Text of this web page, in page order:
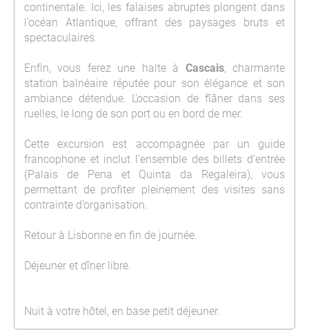
continentale. Ici, les falaises abruptes plongent dans
l’océan Atlantique, offrant des paysages bruts et
spectaculaires.
Enfin, vous ferez une halte à Cascais, charmante
station balnéaire réputée pour son élégance et son
ambiance détendue. L’occasion de flâner dans ses
ruelles, le long de son port ou en bord de mer.
Cette excursion est accompagnée par un guide
francophone et inclut l’ensemble des billets d’entrée
(Palais de Pena et Quinta da Regaleira), vous
permettant de profiter pleinement des visites sans
contrainte d’organisation.
Retour à Lisbonne en fin de journée.
Déjeuner et dîner libre.
Nuit à votre hôtel, en base petit déjeuner.